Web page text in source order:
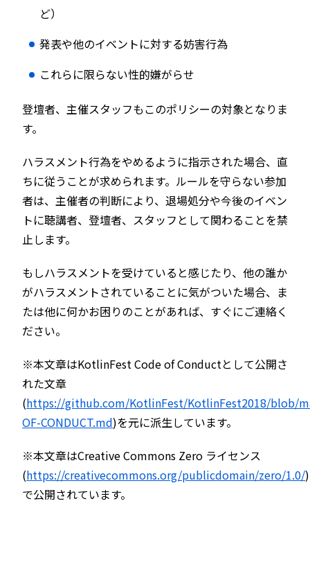
ど）
発表や他のイベントに対する妨害行為
これらに限らない性的嫌がらせ
登壇者、主催スタッフもこのポリシーの対象となりま
す。
ハラスメント行為をやめるように指示された場合、直
ちに従うことが求められます。ルールを守らない参加
者は、主催者の判断により、退場処分や今後のイベン
トに聴講者、登壇者、スタッフとして関わることを禁
止します。
もしハラスメントを受けていると感じたり、他の誰か
がハラスメントされていることに気がついた場合、ま
たは他に何かお困りのことがあれば、すぐにご連絡く
ださい。
※本文章はKotlinFest Code of Conductとして公開さ
れた文章
(https://github.com/KotlinFest/KotlinFest2018/blob/
OF-CONDUCT.md)を元に派生しています。
※本文章はCreative Commons Zero ライセンス
(https://creativecommons.org/publicdomain/zero/1.0/)
で公開されています。